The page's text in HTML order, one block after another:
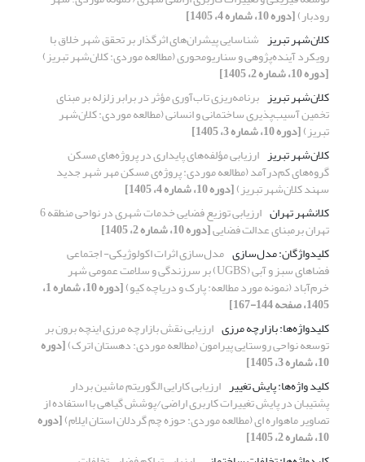
رودبار)[دوره 10، شماره 4، 1405]
کلان‌شهر تبریز شناسایی پیشران‌های اثرگذار بر تحقق شهر خلاق با
رویکرد آینده‌پژوهی و سناریومحوری (مطالعه موردی: کلان‌شهر تبریز)
[دوره 10، شماره 2، 1405]
کلان‌شهر تبریز برنامه‌ریزی تاب‌آوری مؤثر در برابر زلزله بر مبنای
تخمین آسیب‌پذیری ساختمانی و انسانی (مطالعه موردی: کلان‌شهر
تبریز)[دوره 10، شماره 3، 1405]
کلان‌شهر تبریز ارزیابی مؤلفه‌های پایداری در پروژه‌های مسکن
گروه‌های کم‌درآمد (مطالعه موردی: پروژه‌ی مسکن مهر شهر جدید
سهند کلان‌شهر تبریز)[دوره 10، شماره 4، 1405]
کلانشهر تهران
ارزیابی توزیع فضایی خدمات شهری در نواحی منطقه 6
تهران برمبنای عدالت فضایی[دوره 10، شماره 2، 1405]
کلیدواژگان: مدل‌سازی مدل‌سازی اثرات اکولوژیکی- اجتماعی
فضاهای سبز و آبی (UGBS) بر سرزندگی و سلامت عمومی شهر
خرم‌آباد (نمونه مورد مطالعه: پارک و دریاچه کیو) [دوره 10، شماره 1،
1405، صفحه 144-167]
کلیدواژه‌ها: بازارچه مرزی ارزیابی نقش بازارچه مرزی اینچه برون بر
توسعه نواحی روستایی پیرامون (مطالعه موردی: دهستان اترک)[دوره
10، شماره 3، 1405]
کلید واژه‌ها: پایش تغییر ارزیابی کارایی الگوریتم ماشین بردار
پشتیبان در پایش تغییرات کاربری اراضی/پوشش گیاهی با استفاده از
تصاویر ماهواره ای (مطالعه موردی: حوزه چم گردلان استان ایلام)[دوره
10، شماره 2، 1405]